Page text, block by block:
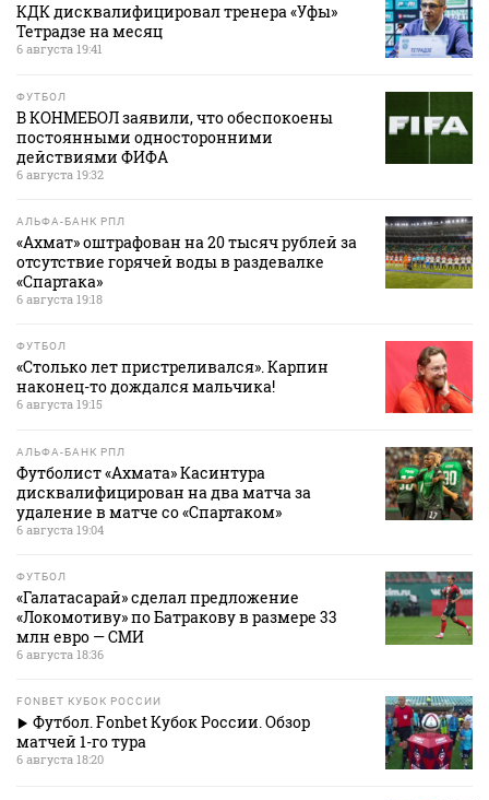
КДК дисквалифицировал тренера «Уфы»
Тетрадзе на месяц
6 августа 19:41
ФУТБОЛ
В КОНМЕБОЛ заявили, что обеспокоены
постоянными односторонними
действиями ФИФА
6 августа 19:32
АЛЬФА-БАНК РПЛ
«Ахмат» оштрафован на 20 тысяч рублей за
отсутствие горячей воды в раздевалке
«Спартака»
6 августа 19:18
ФУТБОЛ
«Столько лет пристреливался». Карпин
наконец-то дождался мальчика!
6 августа 19:15
АЛЬФА-БАНК РПЛ
Футболист «Ахмата» Касинтура
дисквалифицирован на два матча за
удаление в матче со «Спартаком»
6 августа 19:04
ФУТБОЛ
«Галатасарай» сделал предложение
«Локомотиву» по Батракову в размере 33
млн евро — СМИ
6 августа 18:36
FONBET КУБОК РОССИИ
Футбол. Fonbet Кубок России. Обзор
матчей 1-го тура
6 августа 18:20